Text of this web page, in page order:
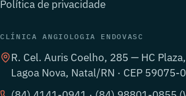
Política de privacidade
CLÍNICA ANGIOLOGIA ENDOVASC
R. Cel. Auris Coelho, 285 — HC
Lagoa Nova, Natal/RN · CEP 59075-